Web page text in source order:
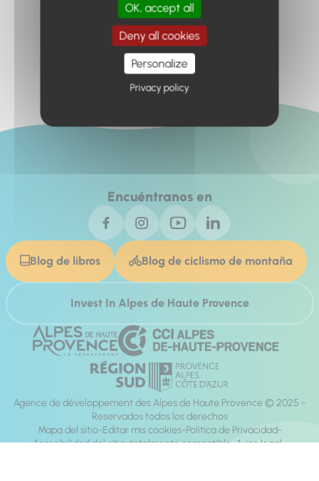
Retour à l'accueil
Encuéntranos en
Blog de libros Blog de ciclismo de montaña
Invest In Alpes de Haute Provence
Agence de développement des Alpes de Haute Provence © 2025 -
Reservados todos los derechos
Mapa del sitio Editar mis cookies Política de Privacidad
Accesibilidad del sitio: totalmente compatible Aviso legal
OK, accept all
Deny all cookies
Personalize
Privacy policy